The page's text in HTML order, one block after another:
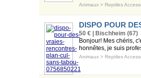
Animaux> Reptiles
DISPO POUR
50 € | Bischheim (67)
Bonjour! Mes chéris,
honnêtes, je suis
Animaux> Reptiles